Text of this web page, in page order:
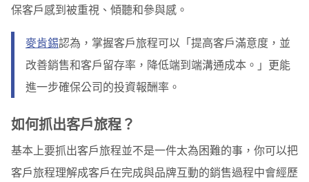
保客戶感到被重視、傾聽和參與感。
麥肯錫認為，掌握客戶旅程可以「提高客戶滿意度，並
改善銷售和客戶留存率，降低端到端溝通成本。」更能
進一步確保公司的投資報酬率。
如何抓出客戶旅程？
基本上要抓出客戶旅程並不是一件太為困難的事，你可以把
客戶旅程理解成客戶在完成與品牌互動的銷售過程中會經歷